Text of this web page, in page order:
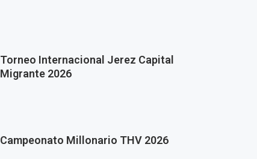
Torneo Internacional Jerez Capital
Migrante 2026
Campeonato Millonario THV 2026